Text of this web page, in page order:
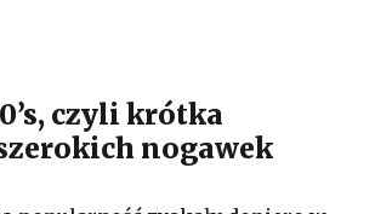
czyli krótka
nogawek